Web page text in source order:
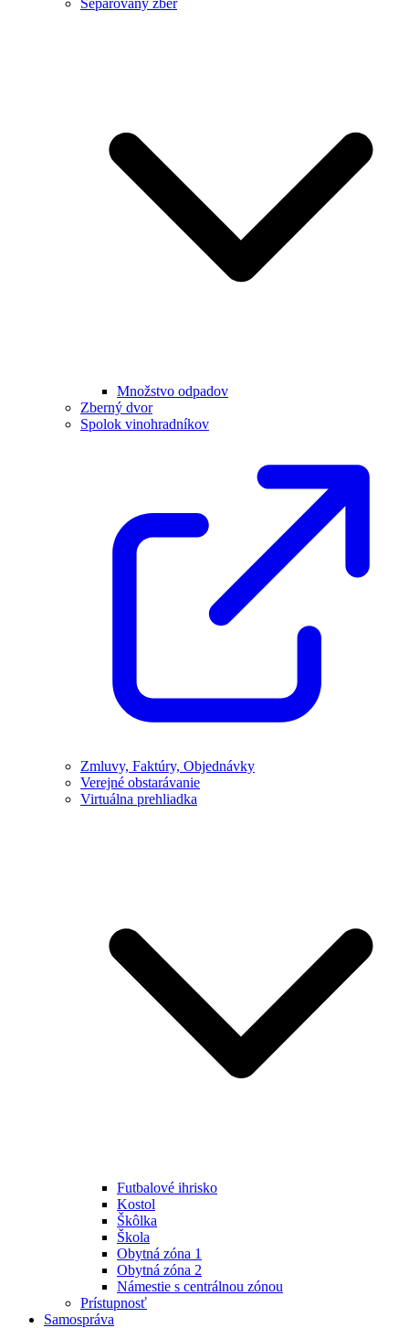
Separovaný zber
Množstvo odpadov
Zberný dvor
Spolok vinohradníkov
Zmluvy, Faktúry, Objednávky
Verejné obstarávanie
Virtuálna prehliadka
Futbalové ihrisko
Kostol
Škôlka
Škola
Obytná zóna 1
Obytná zóna 2
Námestie s centrálnou zónou
Prístupnosť
Samospráva